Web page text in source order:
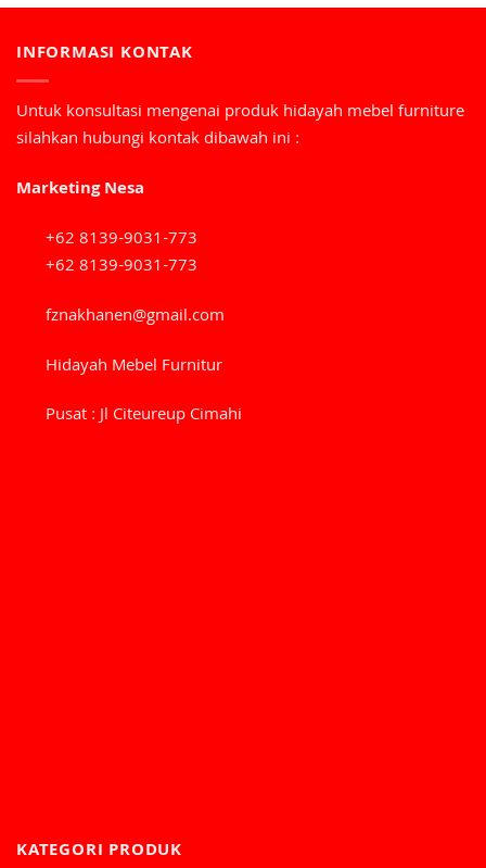
INFORMASI KONTAK
Untuk konsultasi mengenai produk hidayah mebel furniture
silahkan hubungi kontak dibawah ini :
Marketing Nesa
+62 8139-9031-773
+62 8139-9031-773
fznakhanen@gmail.com
Hidayah Mebel Furnitur
Pusat : Jl Citeureup Cimahi
KATEGORI PRODUK